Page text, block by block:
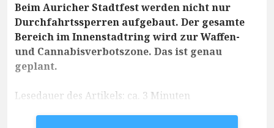
Beim Auricher Stadtfest werden nicht nur
Durchfahrtssperren aufgebaut. Der gesamte
Bereich im Innenstadtring wird zur Waffen-
und Cannabisverbotszone. Das ist genau
geplant.
Lesedauer des Artikels: ca. 3 Minuten